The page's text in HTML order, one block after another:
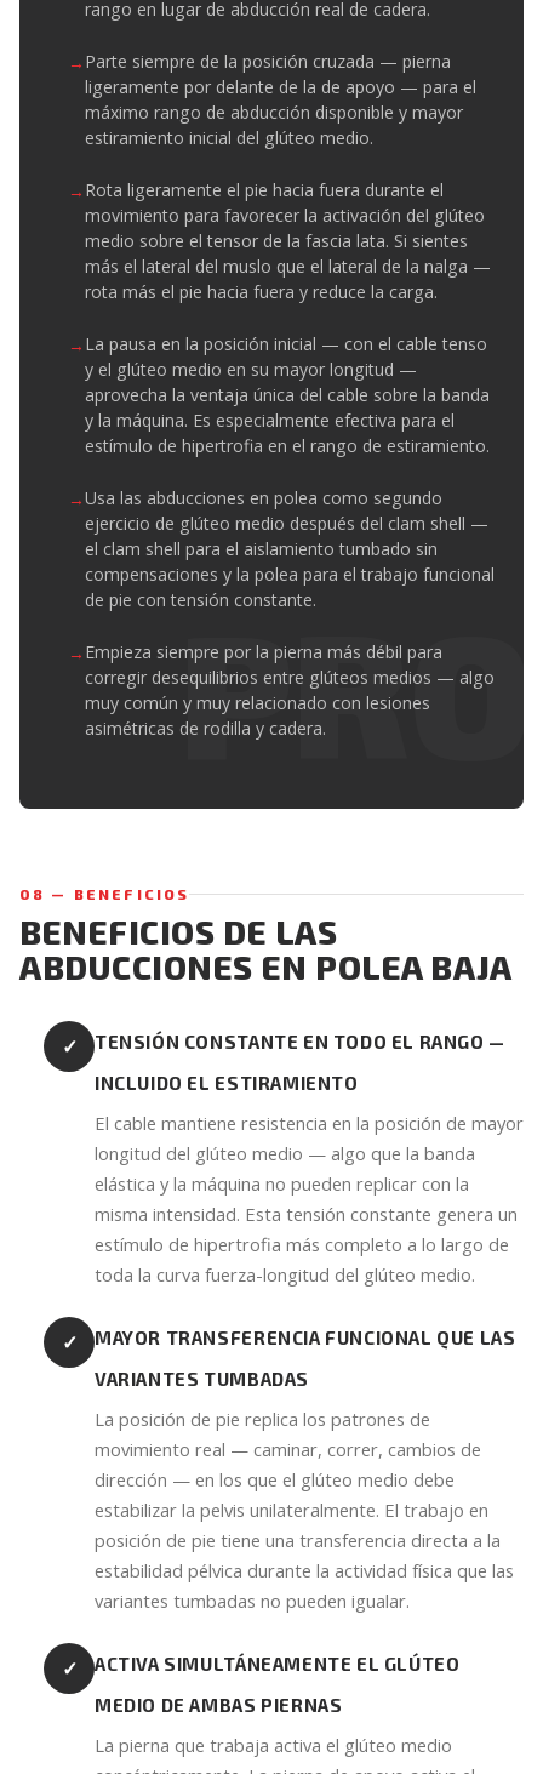
rango en lugar de abducción real de cadera.
Parte siempre de la posición cruzada — pierna
ligeramente por delante de la de apoyo — para el
máximo rango de abducción disponible y mayor
estiramiento inicial del glúteo medio.
Rota ligeramente el pie hacia fuera durante el
movimiento para favorecer la activación del glúteo
medio sobre el tensor de la fascia lata. Si sientes
más el lateral del muslo que el lateral de la nalga —
rota más el pie hacia fuera y reduce la carga.
La pausa en la posición inicial — con el cable tenso
y el glúteo medio en su mayor longitud —
aprovecha la ventaja única del cable sobre la banda
y la máquina. Es especialmente efectiva para el
estímulo de hipertrofia en el rango de estiramiento.
Usa las abducciones en polea como segundo
ejercicio de glúteo medio después del clam shell —
el clam shell para el aislamiento tumbado sin
compensaciones y la polea para el trabajo funcional
de pie con tensión constante.
Empieza siempre por la pierna más débil para
corregir desequilibrios entre glúteos medios — algo
muy común y muy relacionado con lesiones
asimétricas de rodilla y cadera.
08 — BENEFICIOS
BENEFICIOS DE LAS
ABDUCCIONES EN POLEA BAJA
✓
TENSIÓN CONSTANTE EN TODO EL RANGO —
INCLUIDO EL ESTIRAMIENTO
El cable mantiene resistencia en la posición de mayor
longitud del glúteo medio — algo que la banda
elástica y la máquina no pueden replicar con la
misma intensidad. Esta tensión constante genera un
estímulo de hipertrofia más completo a lo largo de
toda la curva fuerza-longitud del glúteo medio.
✓
MAYOR TRANSFERENCIA FUNCIONAL QUE LAS
VARIANTES TUMBADAS
La posición de pie replica los patrones de
movimiento real — caminar, correr, cambios de
dirección — en los que el glúteo medio debe
estabilizar la pelvis unilateralmente. El trabajo en
posición de pie tiene una transferencia directa a la
estabilidad pélvica durante la actividad física que las
variantes tumbadas no pueden igualar.
✓
ACTIVA SIMULTÁNEAMENTE EL GLÚTEO
MEDIO DE AMBAS PIERNAS
La pierna que trabaja activa el glúteo medio